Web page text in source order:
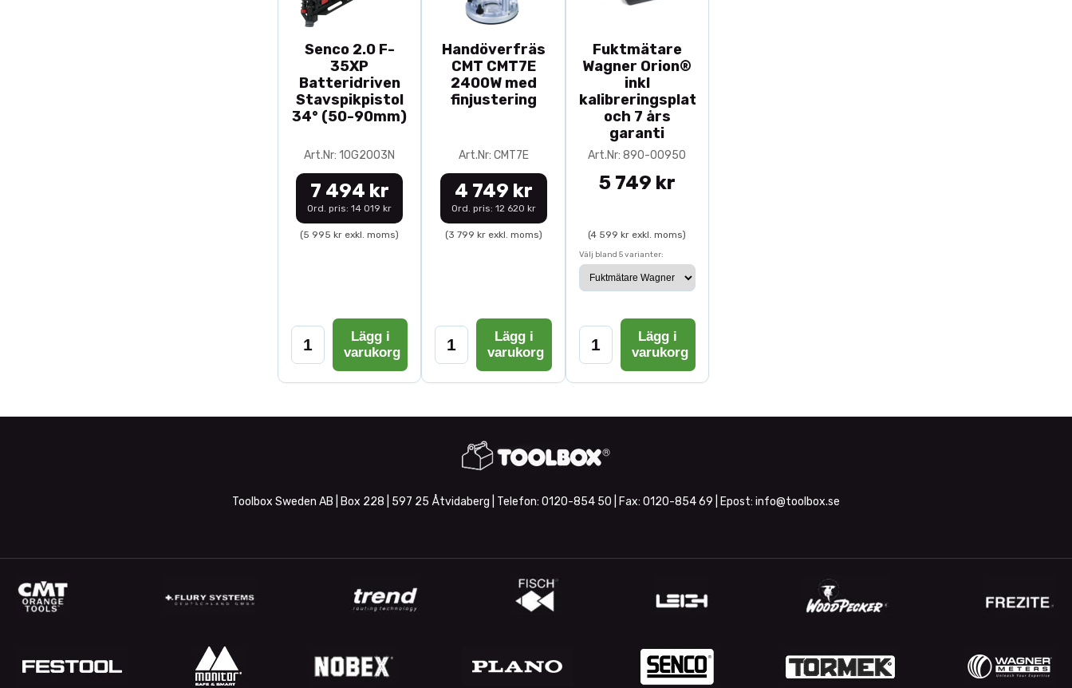
Senco 2.0 F-
35XP
Batteridriven
Stavspikpistol
34° (50-90mm)
Art.Nr: 10G2003N
7 494 kr
Ord. pris: 14 019 kr
(5 995 kr exkl. moms)
Lägg i
varukorg
Handöverfräs
CMT CMT7E
2400W med
finjustering
Art.Nr: CMT7E
4 749 kr
Ord. pris: 12 620 kr
(3 799 kr exkl. moms)
Lägg i
varukorg
Fuktmätare
Wagner Orion®
inkl
kalibreringsplatta
och 7 års
garanti
Art.Nr: 890-00950
5 749 kr
(4 599 kr exkl. moms)
Välj bland 5 varianter:
Lägg i
varukorg
Toolbox Sweden AB | Box 228 | 597 25 Åtvidaberg | Telefon: 0120-854 50 | Fax: 0120-854 69 | Epost: info@toolbox.se